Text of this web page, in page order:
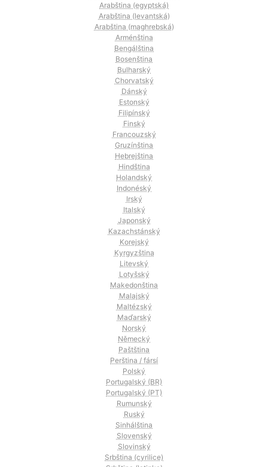
Arabština (egyptská)
Arabština (levantská)
Arabština (maghrebská)
Arménština
Bengálština
Bosenština
Bulharský
Chorvatský
Dánský
Estonský
Filipínský
Finský
Francouzský
Gruzínština
Hebrejština
Hindština
Holandský
Indonéský
Irský
Italský
Japonský
Kazachstánský
Korejský
Kyrgyzština
Litevský
Lotyšský
Makedonština
Malajský
Maltézský
Maďarský
Norský
Německý
Paštština
Perština / fársí
Polský
Portugalský (BR)
Portugalský (PT)
Rumunský
Ruský
Sinhálština
Slovenský
Slovinský
Srbština (cyrilice)